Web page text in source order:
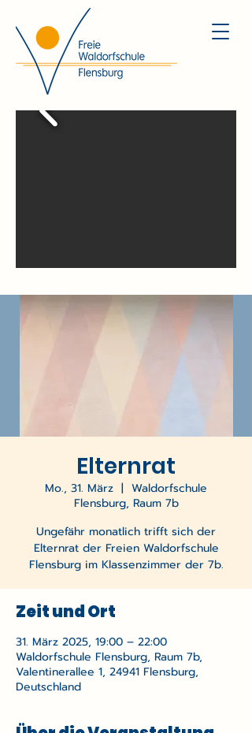
Elternrat
Mo., 31. März
  |
Waldorfschule
Flensburg, Raum 7b
Ungefähr monatlich trifft sich der
Elternrat der Freien Waldorfschule
Flensburg im Klassenzimmer der 7b.
Zeit und Ort
31. März 2025, 19:00 – 22:00
Waldorfschule Flensburg, Raum 7b,
Valentinerallee 1, 24941 Flensburg,
Deutschland